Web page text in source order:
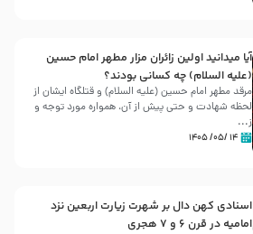
آیا میدانید اولین زائران مزار مطهر امام حسین
(علیه السلام) چه کسانی بودند؟
مرقد مطهر امام حسین (علیه السلام) و قتلگاه ایشان از
لحظه شهادت و حتی پیش از آن، همواره مورد توجه و
ز...
۱۴ /۰۵/ ۱۴۰۵
اسنادی کهن دال بر شهرت زیارت اربعین نزد
امامیه در قرن ۶ و ۷ هجری